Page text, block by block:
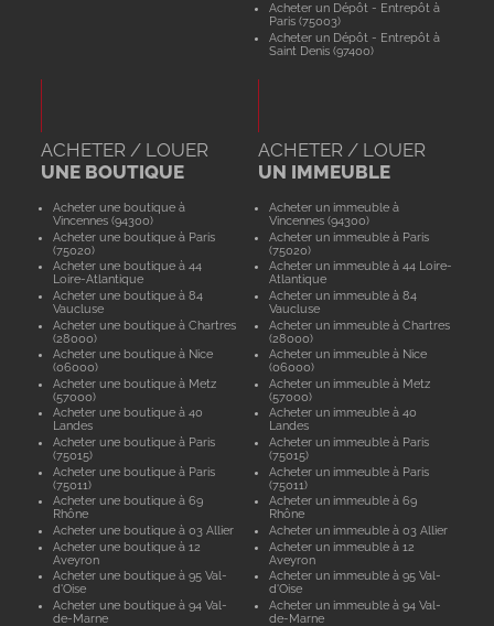
Acheter un Dépôt - Entrepôt à
Paris (75003)
Acheter un Dépôt - Entrepôt à
Saint Denis (97400)
ACHETER / LOUER
UNE BOUTIQUE
Acheter une boutique à
Vincennes (94300)
Acheter une boutique à Paris
(75020)
Acheter une boutique à 44
Loire-Atlantique
Acheter une boutique à 84
Vaucluse
Acheter une boutique à Chartres
(28000)
Acheter une boutique à Nice
(06000)
Acheter une boutique à Metz
(57000)
Acheter une boutique à 40
Landes
Acheter une boutique à Paris
(75015)
Acheter une boutique à Paris
(75011)
Acheter une boutique à 69
Rhône
Acheter une boutique à 03 Allier
Acheter une boutique à 12
Aveyron
Acheter une boutique à 95 Val-
d'Oise
Acheter une boutique à 94 Val-
de-Marne
ACHETER / LOUER
UN IMMEUBLE
Acheter un immeuble à
Vincennes (94300)
Acheter un immeuble à Paris
(75020)
Acheter un immeuble à 44 Loire-
Atlantique
Acheter un immeuble à 84
Vaucluse
Acheter un immeuble à Chartres
(28000)
Acheter un immeuble à Nice
(06000)
Acheter un immeuble à Metz
(57000)
Acheter un immeuble à 40
Landes
Acheter un immeuble à Paris
(75015)
Acheter un immeuble à Paris
(75011)
Acheter un immeuble à 69
Rhône
Acheter un immeuble à 03 Allier
Acheter un immeuble à 12
Aveyron
Acheter un immeuble à 95 Val-
d'Oise
Acheter un immeuble à 94 Val-
de-Marne